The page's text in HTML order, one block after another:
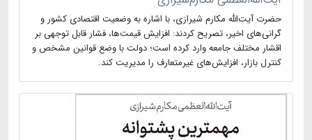
حضرت آیت‌الله مکارم شیرازی، با اشاره به وضعیت اقتصادی کشور و
گرانی‌های اخیر، تصریح کردند: افزایش قیمت‌ها، فشار قابل توجهی بر
اقشار مختلف جامعه وارد کرده است؛ دولت با وضع قوانین مشخص و
کنترل بازار، افزایش‌های غیرمتعارف را مدیریت کند.